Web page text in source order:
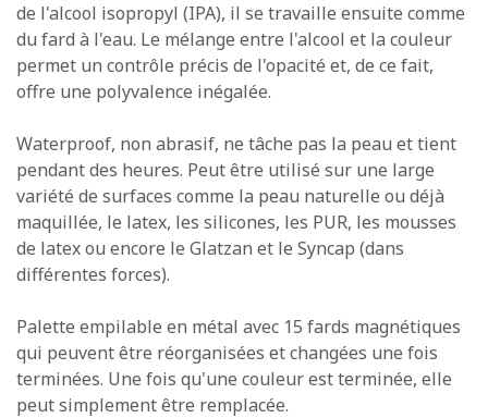
de l'alcool isopropyl (IPA), il se travaille ensuite comme
du fard à l'eau. Le mélange entre l'alcool et la couleur
permet un contrôle précis de l'opacité et, de ce fait,
offre une polyvalence inégalée.
Waterproof, non abrasif, ne tâche pas la peau et tient
pendant des heures. Peut être utilisé sur une large
variété de surfaces comme la peau naturelle ou déjà
maquillée, le latex, les silicones, les PUR, les mousses
de latex ou encore le Glatzan et le Syncap (dans
différentes forces).
Palette empilable en métal avec 15 fards magnétiques
qui peuvent être réorganisées et changées une fois
terminées. Une fois qu'une couleur est terminée, elle
peut simplement être remplacée.